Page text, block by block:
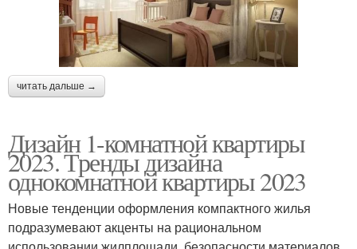
читать дальше →
Дизайн 1-комнатной квартиры
2023. Тренды дизайна
однокомнатной квартиры 2023
Новые тенденции оформления компактного жилья
подразумевают акценты на рациональном